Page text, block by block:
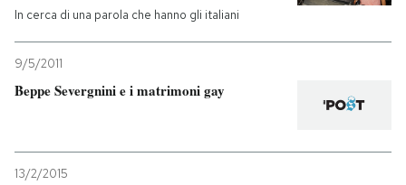
In cerca di una parola che hanno gli italiani
9/5/2011
Beppe Severgnini e i matrimoni gay
13/2/2015